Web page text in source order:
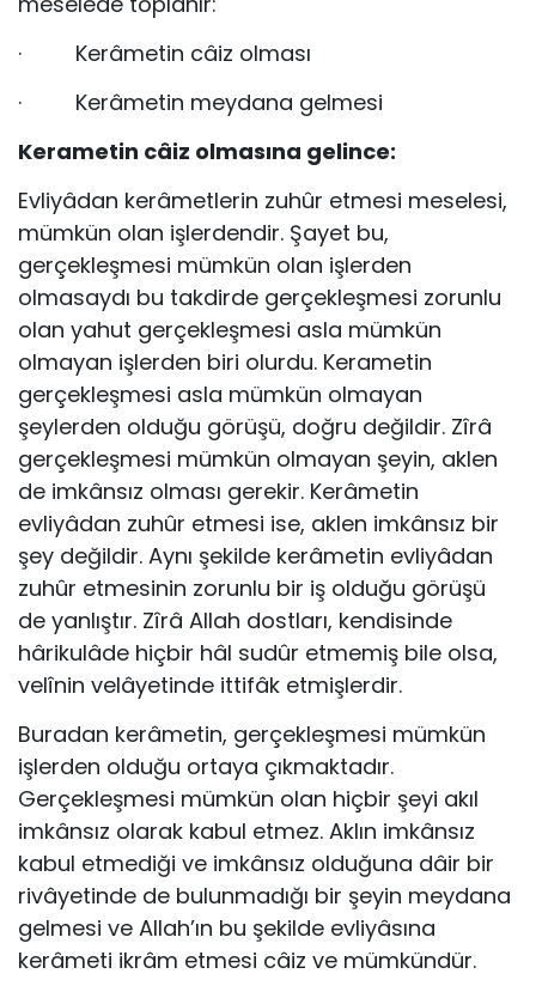
· Kerâmetin câiz olması
· Kerâmetin meydana gelmesi
Kerametin câiz olmasına gelince:
Evliyâdan kerâmetlerin zuhûr etmesi meselesi,
mümkün olan işlerdendir. Şayet bu,
gerçekleşmesi mümkün olan işler­den
olmasaydı bu takdirde gerçekleşmesi zorunlu
olan yahut gerçekleşmesi asla mümkün
olmayan işlerden biri olurdu. Kerametin
gerçekleşmesi asla mümkün olmayan
şeylerden olduğu görüşü, doğru değildir. Zîrâ
gerçekleşmesi mümkün olmayan şeyin, aklen
de imkânsız olması gerekir. Kerâmetin
evliyâdan zuhûr etmesi ise, aklen imkânsız bir
şey değildir. Aynı şekilde kerâmetin evliyâdan
zuhûr etmesinin zorunlu bir iş olduğu görüşü
de yanlıştır. Zîrâ Allah dostları, kendi­sinde
hârikulâde hiçbir hâl sudûr etmemiş bile olsa,
velînin velâyetinde ittifâk etmişlerdir.
Buradan kerâmetin, gerçekleşmesi mümkün
işlerden ol­duğu ortaya çıkmaktadır.
Gerçekleşmesi mümkün olan hiçbir şeyi akıl
imkânsız olarak kabul etmez. Aklın imkânsız
kabul etmediği ve imkânsız olduğuna dâir bir
rivâyetinde de bu­lunmadığı bir şeyin meydana
gelmesi ve Allah’ın bu şekilde evliyâsına
kerâmeti ikrâm etmesi câiz ve mümkündür.